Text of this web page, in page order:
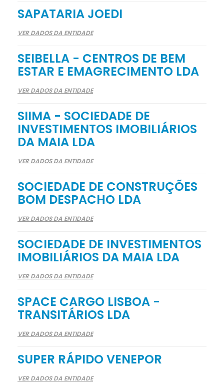
SAPATARIA JOEDI
VER DADOS DA ENTIDADE
SEIBELLA - CENTROS DE BEM
ESTAR E EMAGRECIMENTO LDA
VER DADOS DA ENTIDADE
SIIMA - SOCIEDADE DE
INVESTIMENTOS IMOBILIÁRIOS
DA MAIA LDA
VER DADOS DA ENTIDADE
SOCIEDADE DE CONSTRUÇÕES
BOM DESPACHO LDA
VER DADOS DA ENTIDADE
SOCIEDADE DE INVESTIMENTOS
IMOBILIÁRIOS DA MAIA LDA
VER DADOS DA ENTIDADE
SPACE CARGO LISBOA -
TRANSITÁRIOS LDA
VER DADOS DA ENTIDADE
SUPER RÁPIDO VENEPOR
VER DADOS DA ENTIDADE